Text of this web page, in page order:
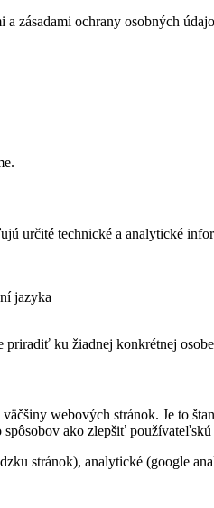
zásadami ochrany osobných
určité technické a analytické
jazyka
priradiť ku žiadnej konkrétnej
webových stránok. Je to
ako zlepšiť používateľskú
stránok), analytické (google